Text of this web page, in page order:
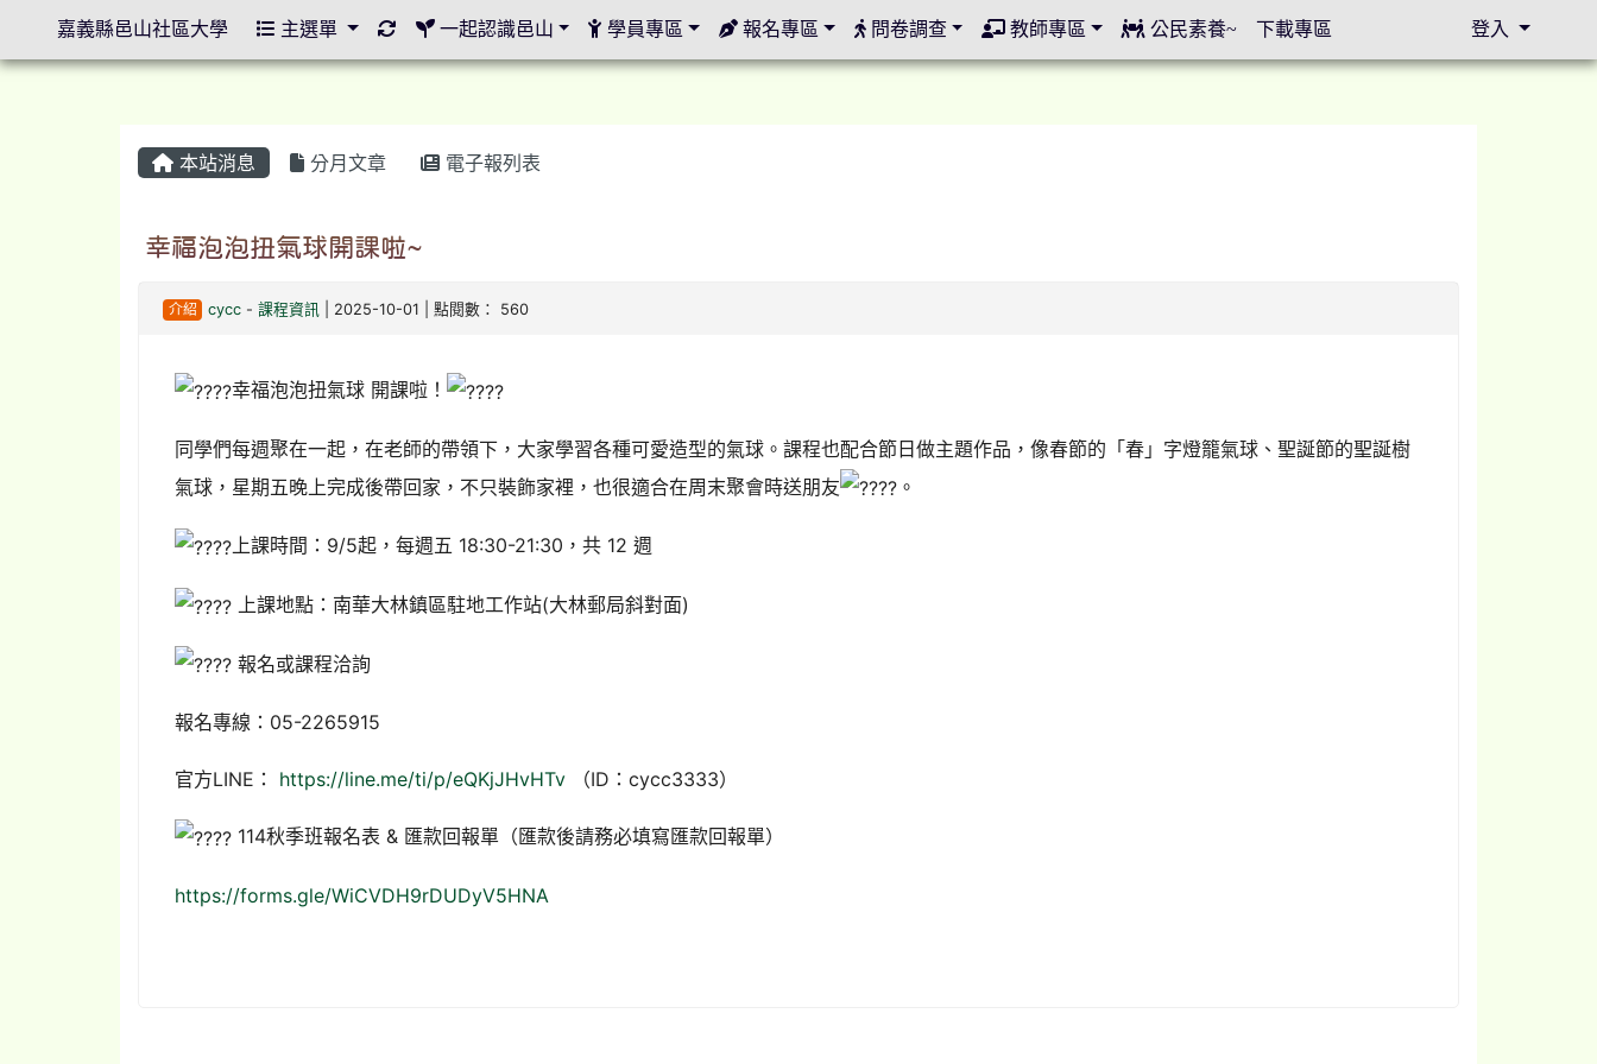
本站消息 分月文章 電子報列表
幸福泡泡扭氣球開課啦~
介紹 cycc -課程資訊 | 2025-10-01 | 點閱數： 560
幸福泡泡扭氣球 開課啦！
同學們每週聚在一起，在老師的帶領下，大家學習各種可愛造型的氣球。課程也配合節日做主題作品，像春節的「春」字燈籠氣球、聖誕節的聖誕樹
氣球，星期五晚上完成後帶回家，不只裝飾家裡，也很適合在周末聚會時送朋友
。
上課時間：9/5起，每週五 18:30-21:30，共 12 週
上課地點：南華大林鎮區駐地工作站(大林郵局斜對面)
報名或課程洽詢
報名專線：05-2265915
官方LINE： https://line.me/ti/p/eQKjJHvHTv（ID：cycc3333）
114秋季班報名表 & 匯款回報單（匯款後請務必填寫匯款回報單）
https://forms.gle/WiCVDH9rDUDyV5HNA
嘉義縣邑山社區大學 主選單 重新取得佈景設定
一起認識邑山 學員專區 報名專區 問卷調查 教師專區 公民素養~ 下載專區 登入